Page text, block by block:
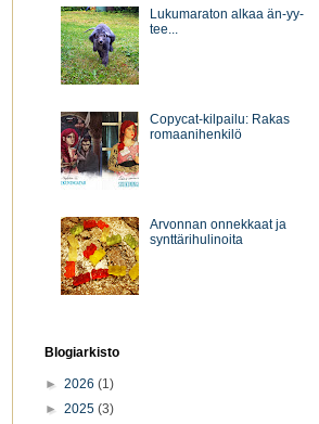
Lukumaraton alkaa än-yy-
tee...
Copycat-kilpailu: Rakas
romaanihenkilö
Arvonnan onnekkaat ja
synttärihulinoita
Blogiarkisto
► 2026 (1)
► 2025 (3)